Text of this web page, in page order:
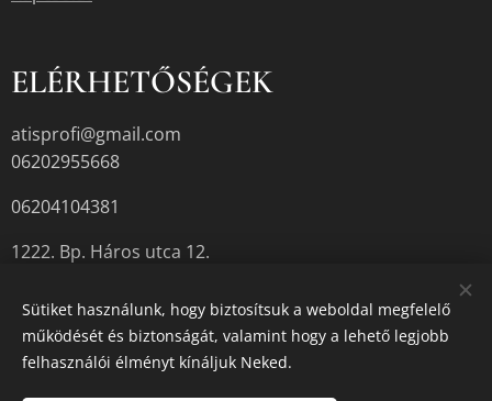
ELÉRHETŐSÉGEK
atisprofi@gmail.com
06202955668
06204104381
1222. Bp. Háros utca 12.
A termékek aktuális készletéről érdeklődjön az üzletben, vagy a
megadott elérhetőségek egyikén.
Sütiket használunk, hogy biztosítsuk a weboldal megfelelő
működését és biztonságát, valamint hogy a lehető legjobb
felhasználói élményt kínáljuk Neked.